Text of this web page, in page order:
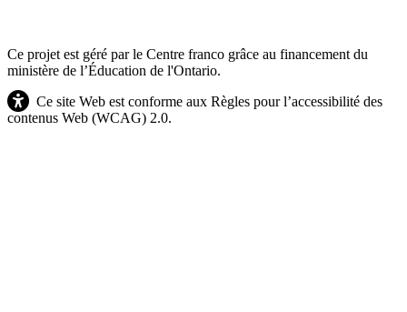
Ce projet est géré par le Centre franco grâce au financement du
ministère de l’Éducation de l'Ontario.
Ce site Web est conforme aux Règles pour l’accessibilité des
contenus Web (WCAG) 2.0.